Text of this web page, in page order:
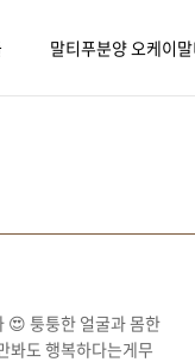
말티푸분양 오케이
😍 퉁퉁한 얼굴과 몸한
봐도 행복하다는게무